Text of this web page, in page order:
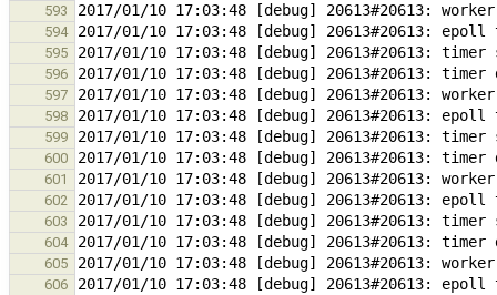
593
594
595
596
597
598
599
600
601
602
603
604
605
606